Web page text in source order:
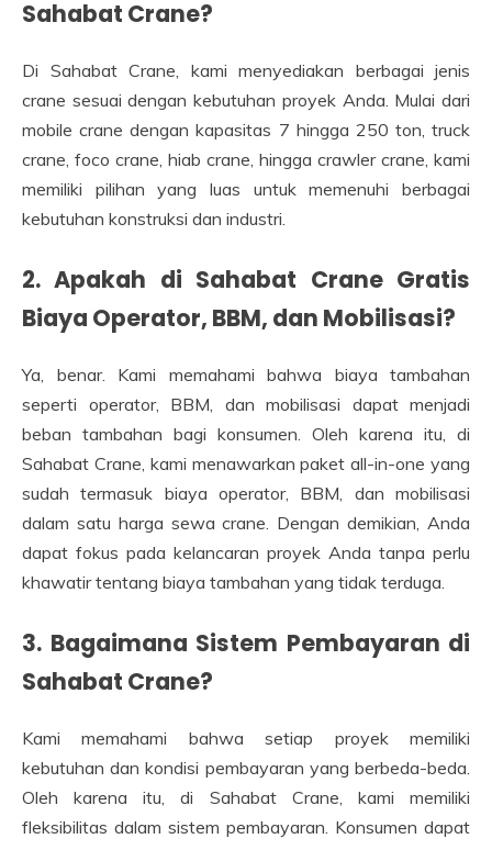
Sahabat Crane?
Di Sahabat Crane, kami menyediakan berbagai jenis
crane sesuai dengan kebutuhan proyek Anda. Mulai dari
mobile crane dengan kapasitas 7 hingga 250 ton, truck
crane, foco crane, hiab crane, hingga crawler crane, kami
memiliki pilihan yang luas untuk memenuhi berbagai
kebutuhan konstruksi dan industri.
2. Apakah di Sahabat Crane Gratis
Biaya Operator, BBM, dan Mobilisasi?
Ya, benar. Kami memahami bahwa biaya tambahan
seperti operator, BBM, dan mobilisasi dapat menjadi
beban tambahan bagi konsumen. Oleh karena itu, di
Sahabat Crane, kami menawarkan paket all-in-one yang
sudah termasuk biaya operator, BBM, dan mobilisasi
dalam satu harga sewa crane. Dengan demikian, Anda
dapat fokus pada kelancaran proyek Anda tanpa perlu
khawatir tentang biaya tambahan yang tidak terduga.
3. Bagaimana Sistem Pembayaran di
Sahabat Crane?
Kami memahami bahwa setiap proyek memiliki
kebutuhan dan kondisi pembayaran yang berbeda-beda.
Oleh karena itu, di Sahabat Crane, kami memiliki
fleksibilitas dalam sistem pembayaran. Konsumen dapat